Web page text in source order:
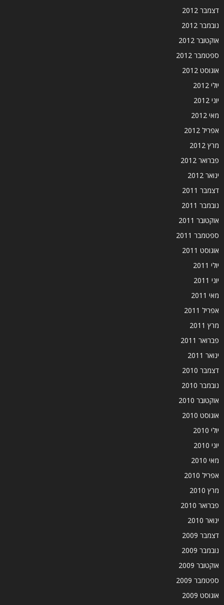
דצמבר 2012
נובמבר 2012
אוקטובר 2012
ספטמבר 2012
אוגוסט 2012
יולי 2012
יוני 2012
מאי 2012
אפריל 2012
מרץ 2012
פברואר 2012
ינואר 2012
דצמבר 2011
נובמבר 2011
אוקטובר 2011
ספטמבר 2011
אוגוסט 2011
יולי 2011
יוני 2011
מאי 2011
אפריל 2011
מרץ 2011
פברואר 2011
ינואר 2011
דצמבר 2010
נובמבר 2010
אוקטובר 2010
אוגוסט 2010
יולי 2010
יוני 2010
מאי 2010
אפריל 2010
מרץ 2010
פברואר 2010
ינואר 2010
דצמבר 2009
נובמבר 2009
אוקטובר 2009
ספטמבר 2009
אוגוסט 2009